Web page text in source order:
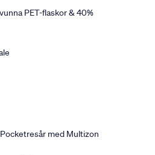
PET-flaskor & 40%
med Multizon